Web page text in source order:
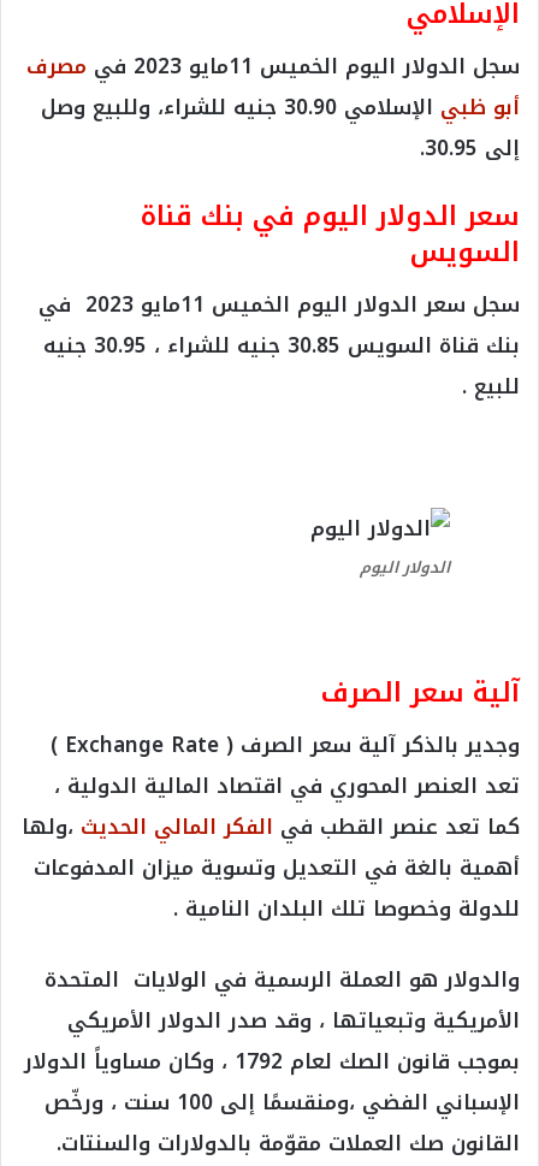
الإسلامي
سجل الدولار اليوم الخميس 11مايو 2023 في
مصرف
أبو ظبي
الإسلامي 30.90 جنيه للشراء، وللبيع وصل
إلى 30.95.
سعر الدولار اليوم في بنك قناة
السويس
سجل سعر الدولار اليوم الخميس 11مايو 2023 في
بنك قناة السويس 30.85 جنيه للشراء ، 30.95 جنيه
للبيع .
الدولار اليوم
آلية سعر الصرف
وجدير بالذكر آلية سعر الصرف ( Exchange Rate )
تعد العنصر المحوري في اقتصاد المالية الدولية ،
كما تعد عنصر القطب في الفكر المالي الحديث ،ولها
أهمية بالغة في التعديل وتسوية ميزان المدفوعات
للدولة وخصوصا تلك البلدان النامية .
والدولار هو العملة الرسمية في الولايات المتحدة
الأمريكية وتبعياتها ، وقد صدر الدولار الأمريكي
بموجب قانون الصك لعام 1792 ، وكان مساوياً الدولار
الإسباني الفضي ،ومنقسمًا إلى 100 سنت ، ورخّص
القانون صك العملات مقوّمة بالدولارات والسنتات.